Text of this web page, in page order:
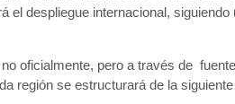
el despliegue internacional,
oficialmente, pero a través de
región se estructurará de la